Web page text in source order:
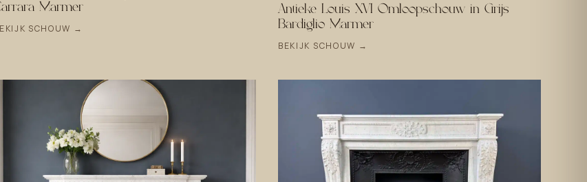
Marmer
SCHOUW →
Antieke Louis XVI Omloopschouw in Grijs
Bardiglio Marmer
BEKIJK SCHOUW →